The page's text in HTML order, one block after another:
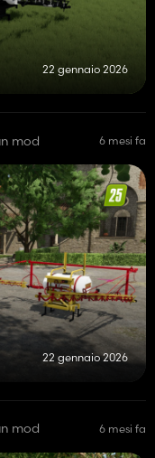
22 gennaio 2026
mod 6 mesi fa
22 gennaio 2026
mod 6 mesi fa